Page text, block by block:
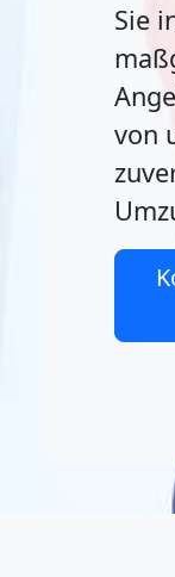
Sie
von